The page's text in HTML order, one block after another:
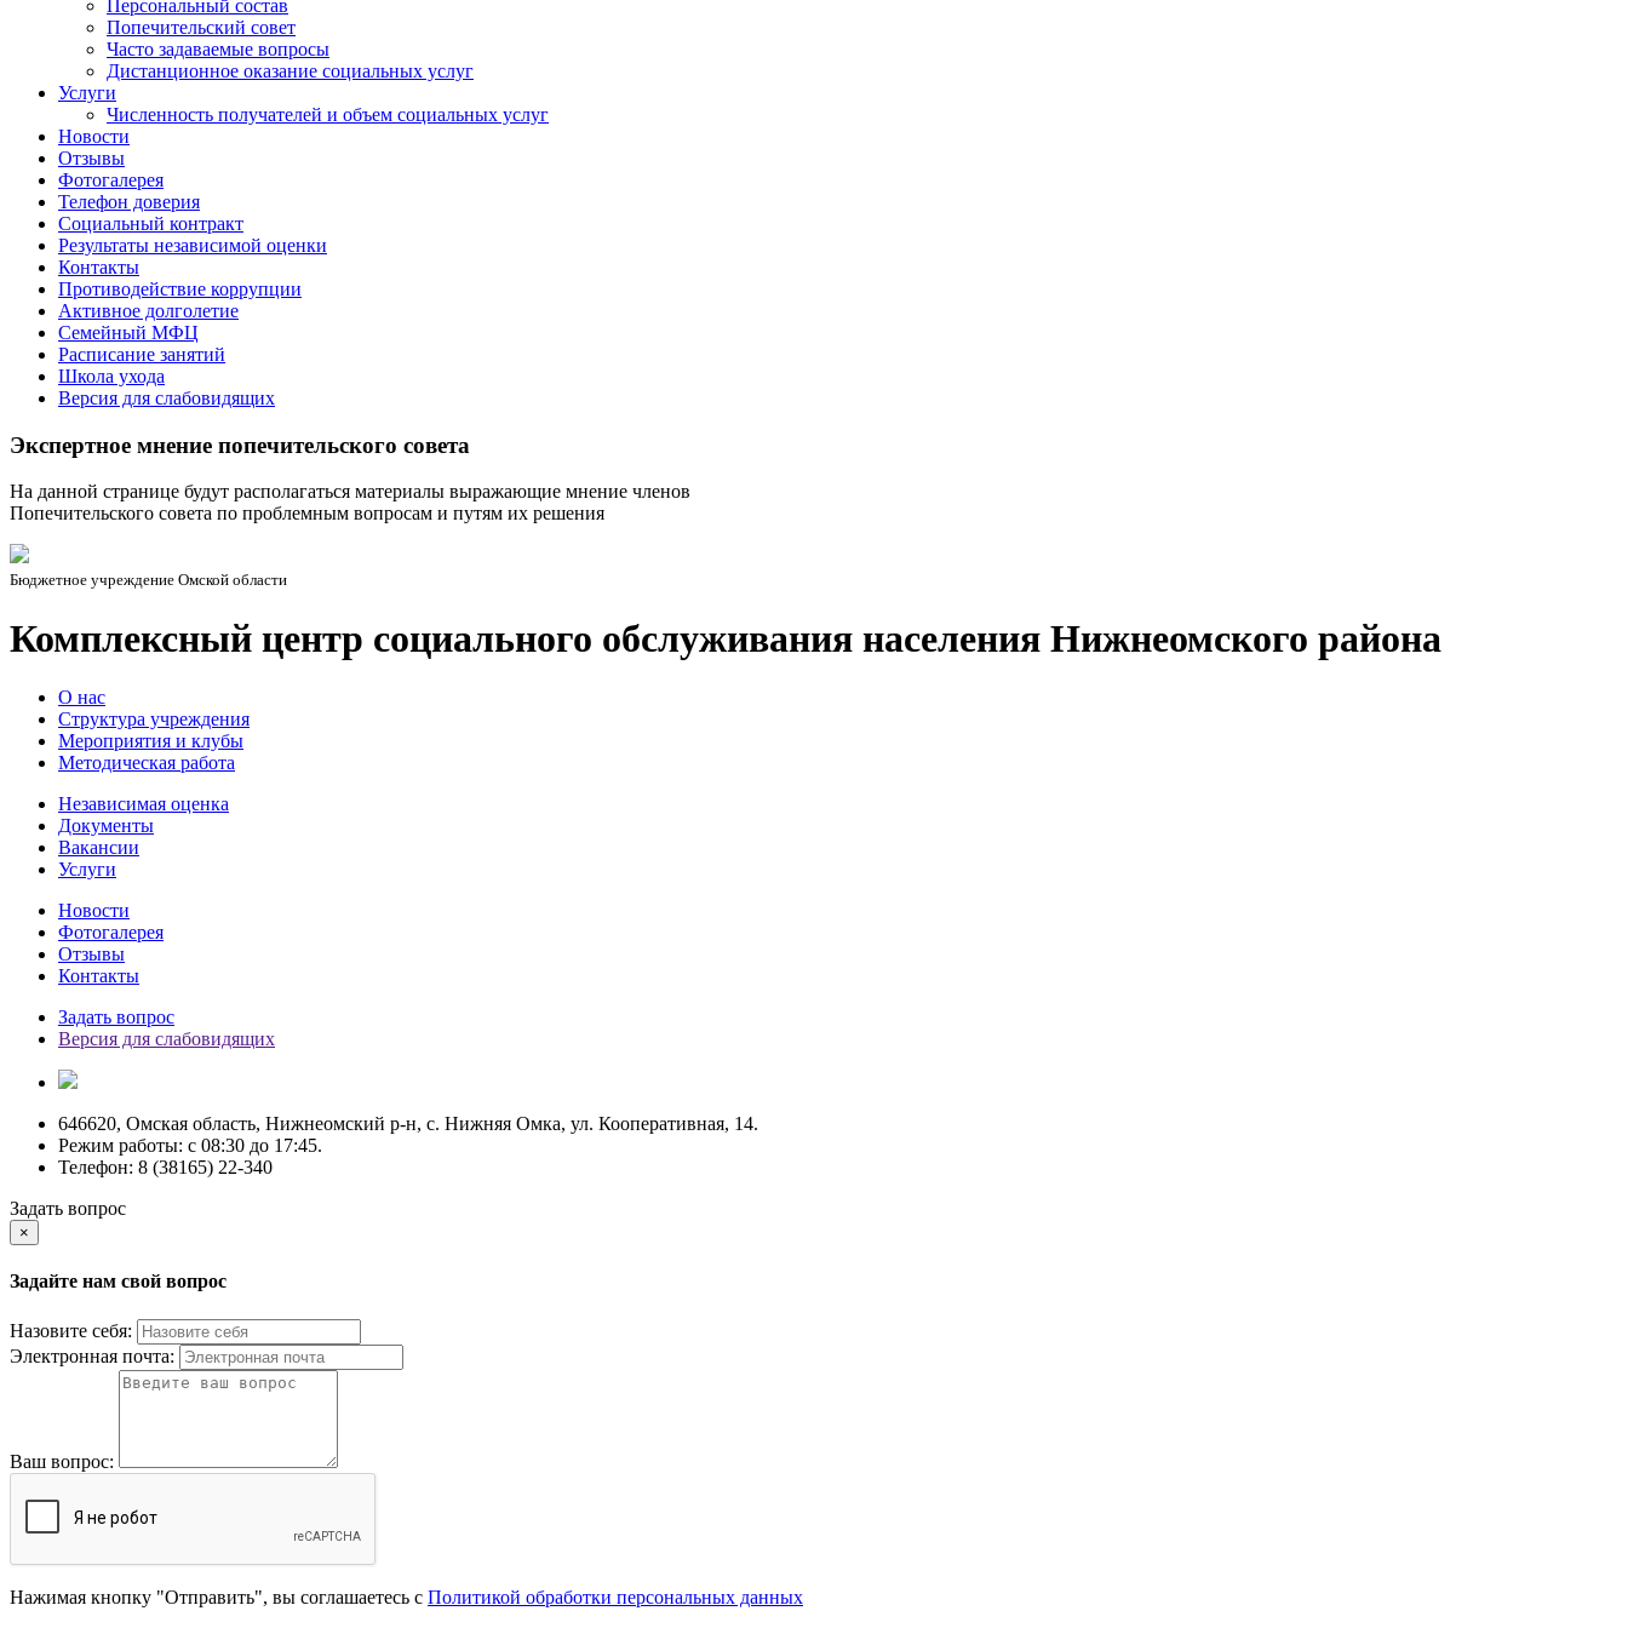
Персональный состав
Попечительский совет
Часто задаваемые вопросы
Дистанционное оказание социальных услуг
Услуги
Численность получателей и объем социальных услуг
Новости
Отзывы
Фотогалерея
Телефон доверия
Социальный контракт
Результаты независимой оценки
Контакты
Противодействие коррупции
Активное долголетие
Семейный МФЦ
Расписание занятий
Школа ухода
Версия для слабовидящих
Экспертное мнение попечительского совета
На данной странице будут располагаться материалы выражающие мнение членов
Попечительского совета по проблемным вопросам и путям их решения
Бюджетное учреждение Омской области
Комплексный центр социального обслуживания населения Нижнеомского района
О нас
Структура учреждения
Мероприятия и клубы
Методическая работа
Независимая оценка
Документы
Вакансии
Услуги
Новости
Фотогалерея
Отзывы
Контакты
Задать вопрос
Версия для слабовидящих
646620, Омская область, Нижнеомский р-н, с. Нижняя Омка, ул. Кооперативная, 14.
Режим работы: c 08:30 до 17:45.
Телефон: 8 (38165) 22-340
Задать вопрос
×
Задайте нам свой вопрос
Назовите себя:
Электронная почта:
Ваш вопрос:
Нажимая кнопку "Отправить", вы соглашаетесь с Политикой обработки персональных данных